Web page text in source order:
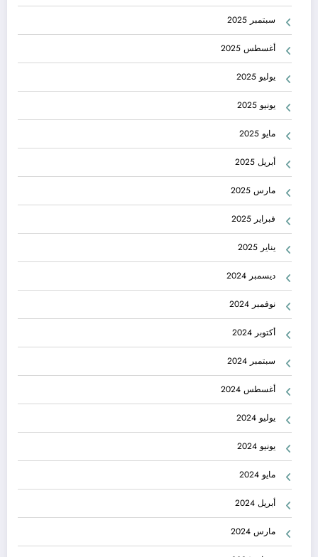
سبتمبر 2025
أغسطس 2025
يوليو 2025
يونيو 2025
مايو 2025
أبريل 2025
مارس 2025
فبراير 2025
يناير 2025
ديسمبر 2024
نوفمبر 2024
أكتوبر 2024
سبتمبر 2024
أغسطس 2024
يوليو 2024
يونيو 2024
مايو 2024
أبريل 2024
مارس 2024